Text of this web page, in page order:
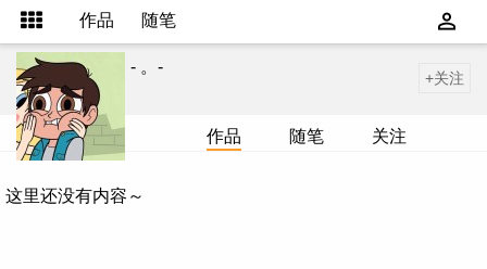
作品 随笔
- 。-
+关注
作品 随笔 关注
这里还没有内容～